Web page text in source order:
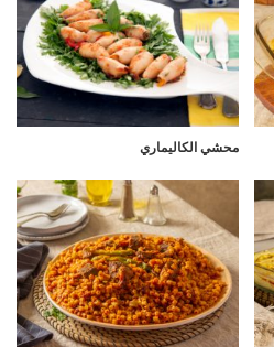
محشي الكاليماري